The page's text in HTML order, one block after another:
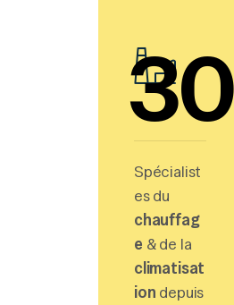
30
Spécialist
es du
chauffag
e & de la
climatisat
ion depuis